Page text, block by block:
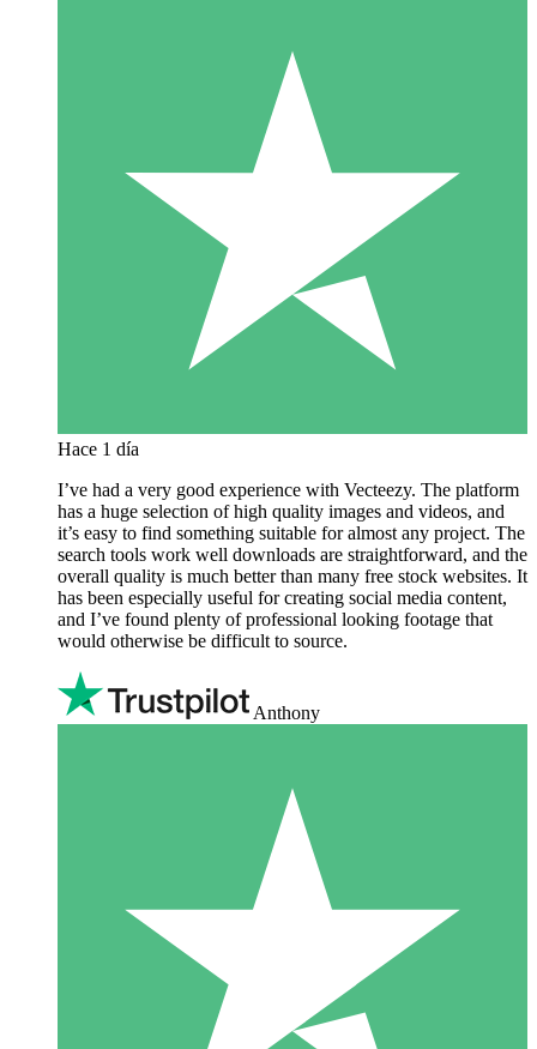
Hace 1 día
I’ve had a very good experience with Vecteezy. The platform
has a huge selection of high quality images and videos, and
it’s easy to find something suitable for almost any project. The
search tools work well downloads are straightforward, and the
overall quality is much better than many free stock websites. It
has been especially useful for creating social media content,
and I’ve found plenty of professional looking footage that
would otherwise be difficult to source.
Anthony